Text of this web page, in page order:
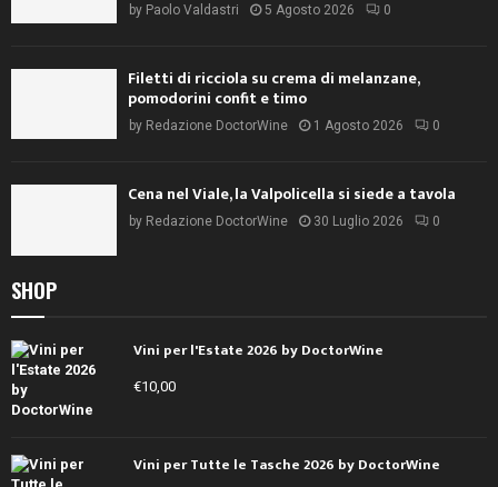
by Paolo Valdastri 5 Agosto 2026 0
Filetti di ricciola su crema di melanzane,
pomodorini confit e timo
by Redazione DoctorWine 1 Agosto 2026 0
Cena nel Viale, la Valpolicella si siede a tavola
by Redazione DoctorWine 30 Luglio 2026 0
SHOP
Vini per l'Estate 2026 by DoctorWine
€10,00
Vini per Tutte le Tasche 2026 by DoctorWine